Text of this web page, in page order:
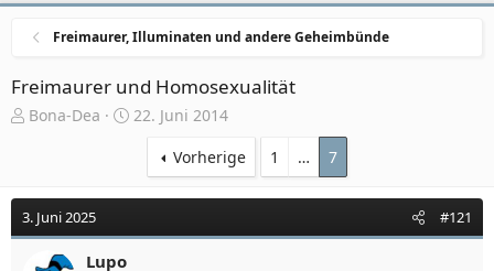
Freimaurer, Illuminaten und andere Geheimbünde
Freimaurer und Homosexualität
E
e
l
l
e
Bona-Dea
E
e
l
22. Juni 2014
Vorherige
1 … 7
3. Juni 2025 #121
Lupo